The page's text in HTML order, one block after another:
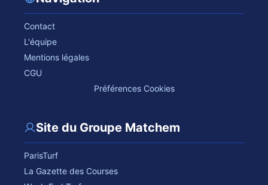
Contact
L'équipe
Mentions légales
CGU
Préférences Cookies
Site du Groupe Matchem
ParisTurf
La Gazette des Courses